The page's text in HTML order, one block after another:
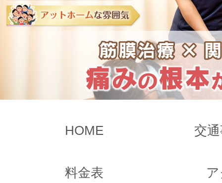
HOME 交
料金表